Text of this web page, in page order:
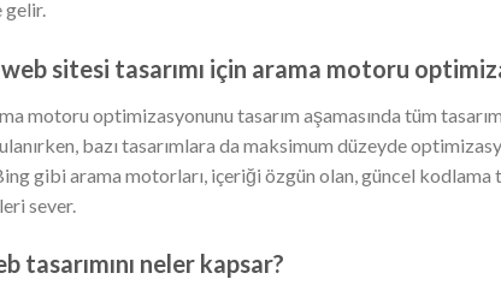
gelir.
web sitesi tasarımı için arama motoru
motoru optimizasyonunu tasarım aşamasında tüm
bazı tasarımlara da maksimum düzeyde
gibi arama motorları, içeriği özgün olan, güncel kodlama
sever.
tasarımını neler kapsar?